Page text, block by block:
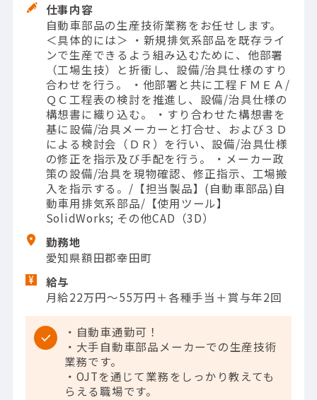
仕事内容
自動車部品の生産技術業務をお任せします。
＜具体的には＞ ・新規排気系部品を既存ライ
ンで生産できるよう組み込むために、他部署
（工場生技）と折衝し、設備/治具仕様のすり
合わせを行う。 ・他部署と共に工程ＦＭＥＡ/
ＱＣ工程表の検討を推進し、設備/治具仕様の
構想書に織り込む。 ・すり合わせた構想書を
基に設備/治具メーカーと打合せ、および３Ｄ
による検討会（ＤＲ）を行い、設備/治具仕様
の修正を指示及び手配を行う。 ・メーカー政
策の設備/治具を現物確認、修正指示、工場搬
入を指示する。/【担当製品】(自動車部品)自
動車用排気系部品/【使用ツール】
SolidWorks; その他CAD（3D）
勤務地
愛知県額田郡幸田町
給与
月給22万円～55万円＋各種手当＋賞与年2回
・自動車通勤可！
・大手自動車部品メーカーでの生産技術
業務です。
・OJTを通じて業務をしっかり教えても
らえる職場です。